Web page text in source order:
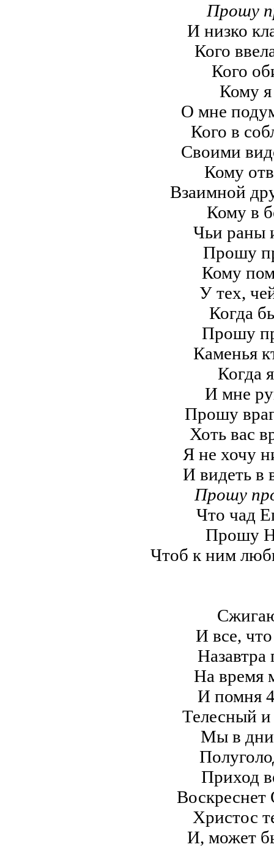
Прошу
И низко
Кого
Кого
Кому я
О мне
Кого в
Своими
Кому
Взаимной
Кому в
Чьи раны
Прошу
Кому
У тех,
Когда
Прошу
Каменья
Когда
И мне
Прошу
Хоть вас
Я не хочу
И видеть в
Прошу
Что чад
Прошу
Чтоб к ним
И все,
Назавтра
На время
И помня
Телесный
Мы в дни
Приход
Воскреснет
Христос
И, может